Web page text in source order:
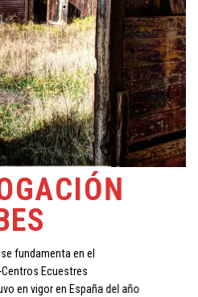
fundamenta en el
Ecuestres
en vigor en España del año